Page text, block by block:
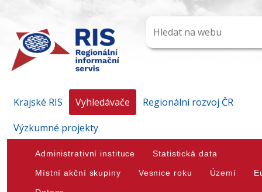
Krajské RIS Vyhledávače
Regionální rozvoj ČR
Výzkumné projekty
Administrativní instituce Statistická data
Místní akční skupiny Vesnice roku Území